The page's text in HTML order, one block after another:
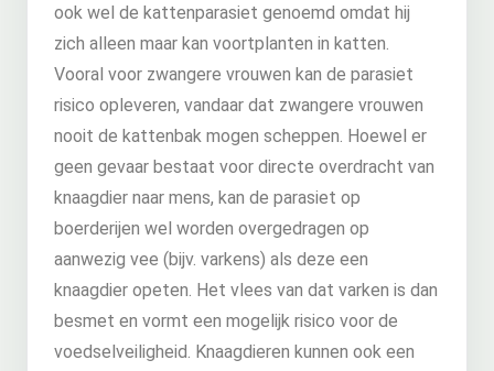
ook wel de kattenparasiet genoemd omdat hij
zich alleen maar kan voortplanten in katten.
Vooral voor zwangere vrouwen kan de parasiet
risico opleveren, vandaar dat zwangere vrouwen
nooit de kattenbak mogen scheppen. Hoewel er
geen gevaar bestaat voor directe overdracht van
knaagdier naar mens, kan de parasiet op
boerderijen wel worden overgedragen op
aanwezig vee (bijv. varkens) als deze een
knaagdier opeten. Het vlees van dat varken is dan
besmet en vormt een mogelijk risico voor de
voedselveiligheid. Knaagdieren kunnen ook een